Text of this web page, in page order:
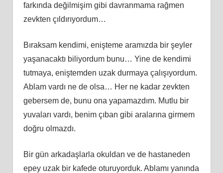
farkında değilmişim gibi davranmama rağmen
zevkten çıldırıyordum…
Bıraksam kendimi, enişteme aramızda bir şeyler
yaşanacaktı biliyordum bunu… Yine de kendimi
tutmaya, eniştemden uzak durmaya çalışıyordum.
Ablam vardı ne de olsa… Her ne kadar zevkten
gebersem de, bunu ona yapamazdım. Mutlu bir
yuvaları vardı, benim çıban gibi aralarına girmem
doğru olmazdı.
Bir gün arkadaşlarla okuldan ve de hastaneden
epey uzak bir kafede oturuyorduk. Ablamı yanında